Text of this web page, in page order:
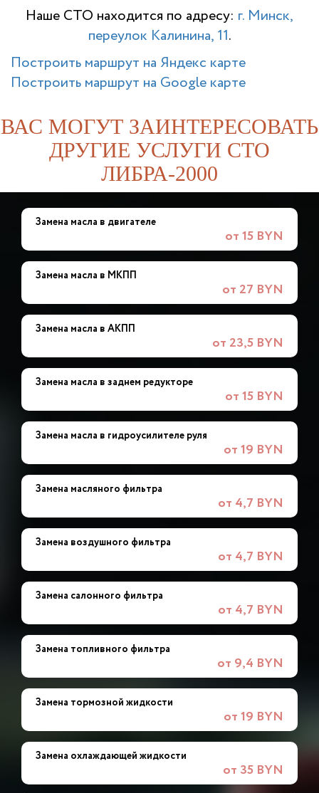
Наше СТО находится по адресу: г. Минск,
переулок Калинина, 11.
Построить маршрут на Яндекс карте
Построить маршрут на Google карте
ВАС МОГУТ ЗАИНТЕРЕСОВАТЬ
ДРУГИЕ УСЛУГИ СТО
ЛИБРА-2000
Замена масла в двигателе
от 15 BYN
Замена масла в МКПП
от 27 BYN
Замена масла в АКПП
от 23,5 BYN
Замена масла в заднем редукторе
от 15 BYN
Замена масла в гидроусилителе руля
от 19 BYN
Замена масляного фильтра
от 4,7 BYN
Замена воздушного фильтра
от 4,7 BYN
Замена салонного фильтра
от 4,7 BYN
Замена топливного фильтра
от 9,4 BYN
Замена тормозной жидкости
от 19 BYN
Замена охлаждающей жидкости
от 35 BYN